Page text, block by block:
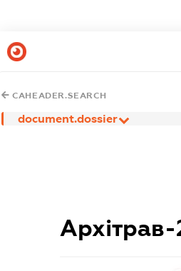
CAHEADER.SEARCH
document.dossier
Архітрав-